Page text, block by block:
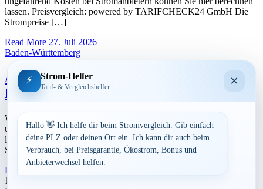
lassen. Preisvergleich: powered by TARIFCHECK24 GmbH Die
Strompreise […]
Read More 27. Juli 2026
Baden-Württemberg
Aktuelle Strompreise in 89171
Illerkirchberg
Werbung Den aktuellen Strompreis in 89171 Illerkirchberg und die
ungefährend Kosten bei Stromanbietern können Sie hier berechnen
lassen. Preisvergleich: powered by TARIFCHECK24 GmbH Die
Strompreise […]
Read More
Seitennummerierung
1
⚡ Strom-Helfer
Tarif- & Vergleichshelfer ×
Hallo 👋 Ich helfe dir beim Stromvergleich. Gib einfach
deine PLZ oder deinen Ort ein. Ich kann dir auch beim
Verbrauch, bei Preisgarantie, Ökostrom, Bonus und
Anbieterwechsel helfen.